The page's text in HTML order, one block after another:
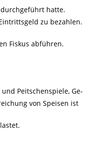
hatte.
zu bezahlen.
Fiskus abführen.
Peitschenspiele, Ge-
von Speisen ist